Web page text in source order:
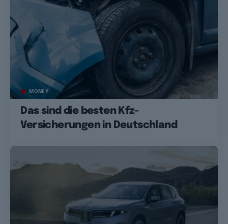
MONEY
Das sind die besten Kfz-
Versicherungen in Deutschland